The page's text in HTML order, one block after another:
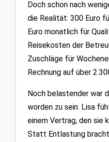
Doch schon nach
die Realität: 300 Euro
Euro monatlich für
Reisekosten der
Zuschläge für
Rechnung auf über
Noch belastender war
worden zu sein. Lisa
einem Vertrag, den sie
Statt Entlastung